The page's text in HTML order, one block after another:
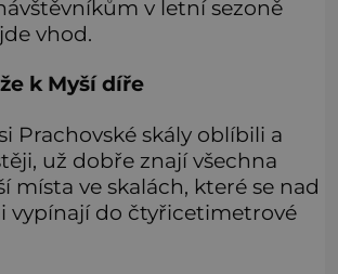
v letní sezoně
vhod.
k Myší díře
Prachovské skály oblíbili a
už dobře znají všechna
místa ve skalách, které se nad
vypínají do čtyřicetimetrové